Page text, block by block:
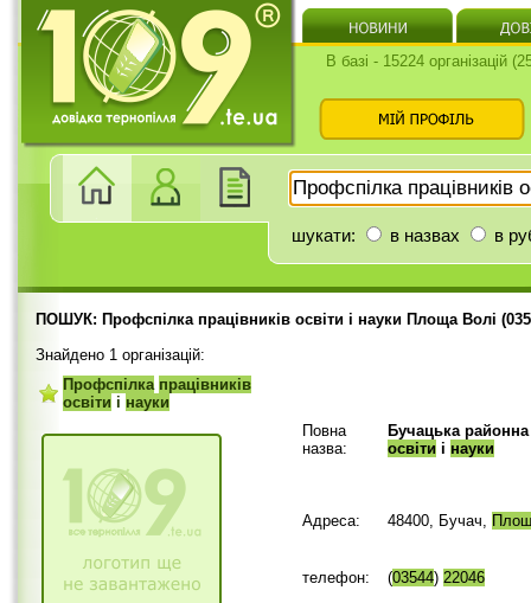
В базі - 15224 організацій
шукати: в назвах в
ПОШУК: Профспілка працівників освіти і науки Площа Волі
Знайдено 1 організацій:
Профспілка працівників
освіти і науки
Повна
назва:
Бучацька
освіти і науки
Адреса: 48400, Бучач,
телефон: (03544) 22046